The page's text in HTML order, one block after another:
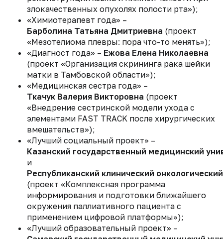
злокачественных опухолях полости рта»);
«Химиотерапевт года» –
Барболина Татьяна Дмитриевна (проект
«Мезотелиома плевры: пора что-то менять»);
«Диагност года» – Ежова Елена Николаевна
(проект «Организация скрининга рака шейки
матки в Тамбовской области»);
«Медицинская сестра года» –
Ткачук Валерия Викторовна (проект
«Внедрение сестринской модели ухода с
элементами FAST TRACK после хирургических
вмешательств»);
«Лучший социальный проект» –
Казанский государственный медицинский
и
Республиканский клинический
(проект «Комплексная программа
информирования и подготовки ближайшего
окружения паллиативного пациента с
применением цифровой платформы»);
«Лучший образовательный проект» –